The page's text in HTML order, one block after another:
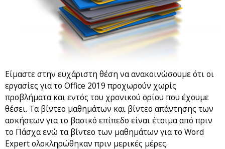
Είμαστε στην ευχάριστη θέση να ανακοινώσουμε ότι οι
εργασίες για το Office 2019 προχωρούν χωρίς
προβλήματα και εντός του χρονικού ορίου που έχουμε
θέσει. Τα βίντεο μαθημάτων και βίντεο απάντησης των
ασκήσεων για το βασικό επίπεδο είναι έτοιμα από πριν
το Πάσχα ενώ τα βίντεο των μαθημάτων για το Word
Expert ολοκληρώθηκαν πριν μερικές μέρες.